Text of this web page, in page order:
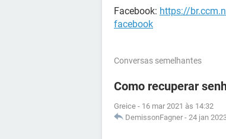
Facebook: https://
facebook
Conversas semelhantes
Como recuperar
Greice - 16 mar 2021 às 14:32
DemissonFagner - 24 jan